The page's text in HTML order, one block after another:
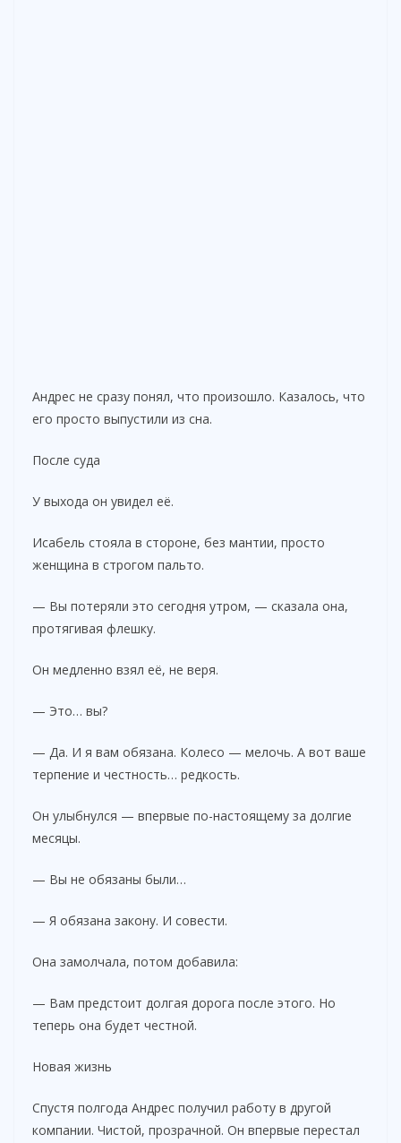
Андрес не сразу понял, что произошло. Казалось, что
его просто выпустили из сна.
После суда
У выхода он увидел её.
Исабель стояла в стороне, без мантии, просто
женщина в строгом пальто.
— Вы потеряли это сегодня утром, — сказала она,
протягивая флешку.
Он медленно взял её, не веря.
— Это… вы?
— Да. И я вам обязана. Колесо — мелочь. А вот ваше
терпение и честность… редкость.
Он улыбнулся — впервые по-настоящему за долгие
месяцы.
— Вы не обязаны были…
— Я обязана закону. И совести.
Она замолчала, потом добавила:
— Вам предстоит долгая дорога после этого. Но
теперь она будет честной.
Новая жизнь
Спустя полгода Андрес получил работу в другой
компании. Чистой, прозрачной. Он впервые перестал